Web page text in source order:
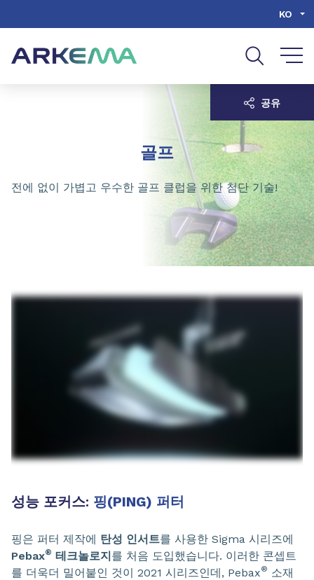
KO
골프
전에 없이 가볍고 우수한 골프 클럽을 위한 첨단 기술!
공유
성능 포커스: 핑(PING) 퍼터
핑은 퍼터 제작에 탄성 인서트를 사용한 Sigma 시리즈에
Pebax® 테크놀로지를 처음 도입했습니다. 이러한 콘셉트
를 더욱더 밀어붙인 것이 2021 시리즈인데, Pebax® 소재